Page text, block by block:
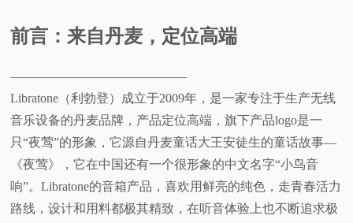
讯
评
视
前言：来自丹麦，定位高端
——————————————
Libratone（利勃登）成立于2009年，是一家专注于生产无线
音乐设备的丹麦品牌，产品定位高端，旗下产品logo是一
只“夜莺”的形象，它源自丹麦童话大王安徒生的童话故事—
《夜莺》，它在中国还有一个很形象的中文名字“小鸟音
响”。Libratone的音箱产品，喜欢用鲜亮的纯色，走青春活力
路线，设计和用料都极其精致，在听音体验上也不断追求极